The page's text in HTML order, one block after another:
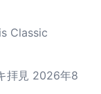
Classic
拝見 2026年8